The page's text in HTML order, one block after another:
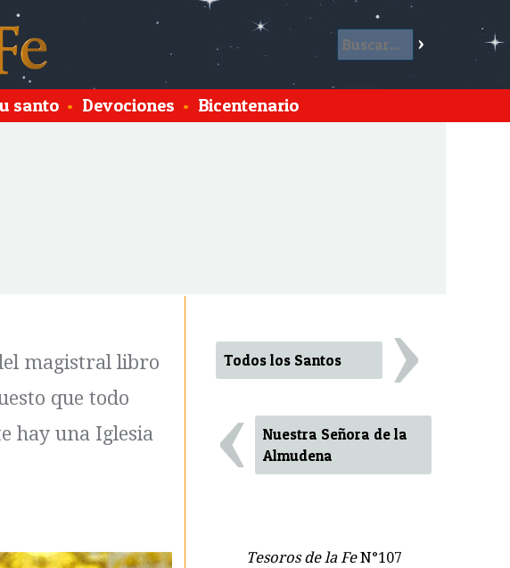
santo • Devociones • Bicentenario
magistral libro
que todo
hay una Iglesia
Todos los Santos ›
‹
Nuestra Señora de la
Almudena
Tesoros de la FeN°107